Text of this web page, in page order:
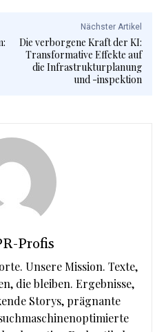
Nächster Artikel
Die verborgene Kraft der KI:
Transformative Effekte auf
die Infrastrukturplanung
und -inspektion
Profis
Unsere Mission. Texte,
die bleiben. Ergebnisse,
Storys, prägnante